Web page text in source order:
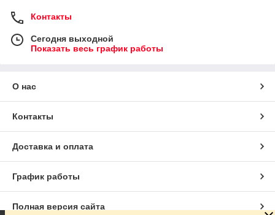
Контакты
Сегодня выходной
Показать весь график работы
О нас
Контакты
Доставка и оплата
График работы
Полная версия сайта